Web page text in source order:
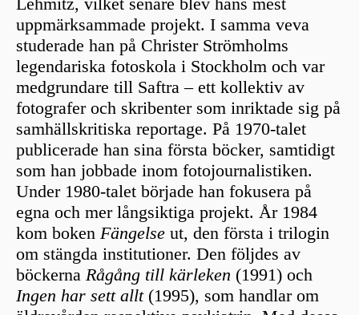
uppmärksammade projekt. I samma veva
studerade han på Christer Strömholms
legendariska fotoskola i Stockholm och var
medgrundare till Saftra – ett kollektiv av
fotografer och skribenter som inriktade sig på
samhällskritiska reportage. På 1970-talet
publicerade han sina första böcker, samtidigt
som han jobbade inom fotojournalistiken.
Under 1980-talet började han fokusera på
egna och mer långsiktiga projekt. År 1984
kom boken Fängelse ut, den första i trilogin
om stängda institutioner. Den följdes av
böckerna Rågång till kärleken (1991) och
Ingen har sett allt(1995), som handlar om